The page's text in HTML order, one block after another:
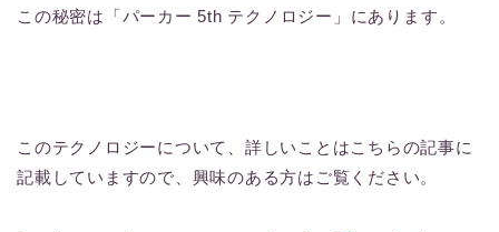
この秘密は「パーカー 5th テクノロジー」にあります。
このテクノロジーについて、詳しいことはこちらの記事に
記載していますので、興味のある方はご覧ください。